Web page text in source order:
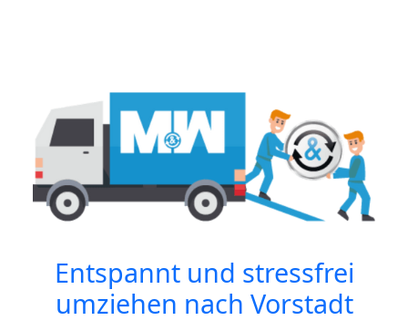
Entspannt und stressfrei
umziehen nach Vorstadt